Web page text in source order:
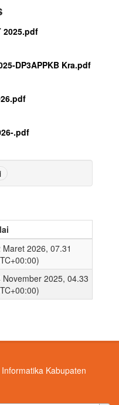
2025.pdf
DP3APPKB Kra.pdf
.pdf
Maret 2026, 07.31
November 2025, 04.33
Kabupaten